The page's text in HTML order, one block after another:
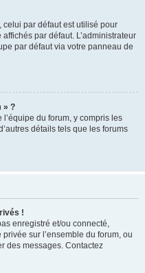
celui par défaut est utilisé pour
par défaut. L’administrateur
par défaut via votre panneau de
» ?
du forum, y compris les
détails tels que les forums
!
enregistré et/ou connecté,
sur l’ensemble du forum, ou
des messages. Contactez